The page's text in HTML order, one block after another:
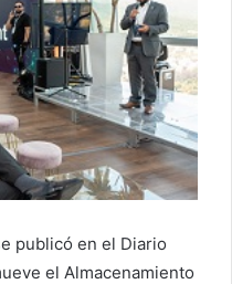
publicó en el Diario
el Almacenamiento